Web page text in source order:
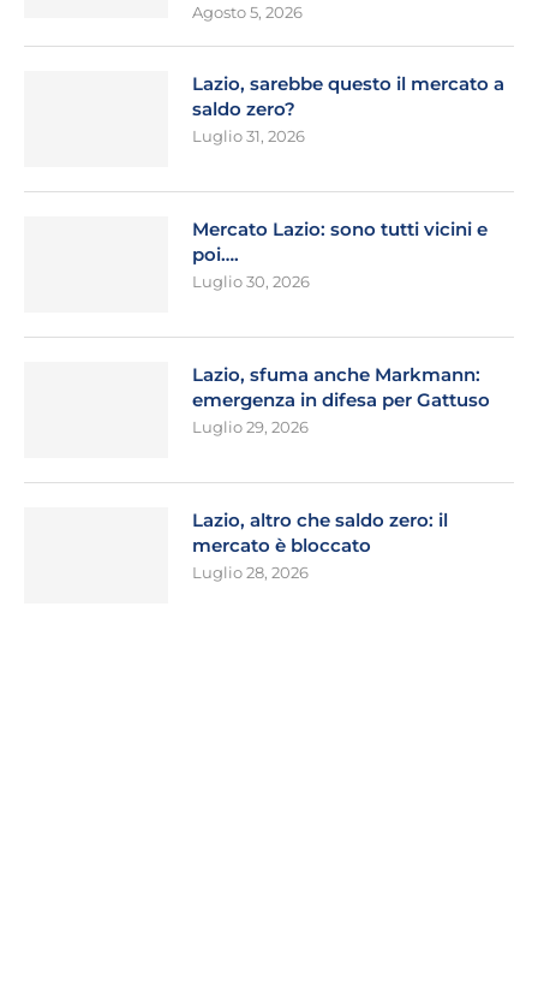
Agosto 5, 2026
Lazio, sarebbe questo il mercato a
saldo zero?
Luglio 31, 2026
Mercato Lazio: sono tutti vicini e
poi….
Luglio 30, 2026
Lazio, sfuma anche Markmann:
emergenza in difesa per Gattuso
Luglio 29, 2026
Lazio, altro che saldo zero: il
mercato è bloccato
Luglio 28, 2026